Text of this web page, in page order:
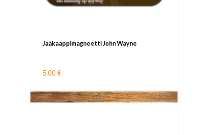
Jääkaappimagneetti John Wayne
5,00 €